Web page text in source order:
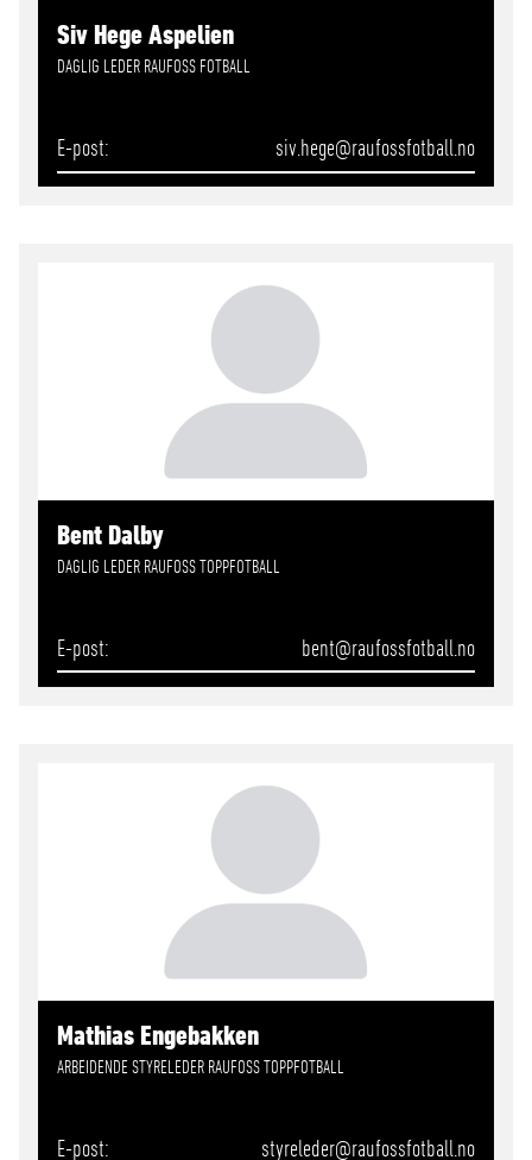
Siv Hege Aspelien
DAGLIG LEDER RAUFOSS FOTBALL
E-post siv.hege@raufossfotball.no
Bent Dalby
DAGLIG LEDER RAUFOSS TOPPFOTBALL
E-post bent@raufossfotball.no
Mathias Engebakken
ARBEIDENDE STYRELEDER RAUFOSS TOPPFOTBALL
E-post styreleder@raufossfotball.no